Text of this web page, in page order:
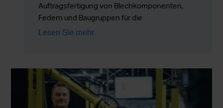
Auftragsfertigung von Blechkomponenten,
Federn und Baugruppen für die
Serienproduktion in ganz Europa spezialisiert
Lesen Sie mehr